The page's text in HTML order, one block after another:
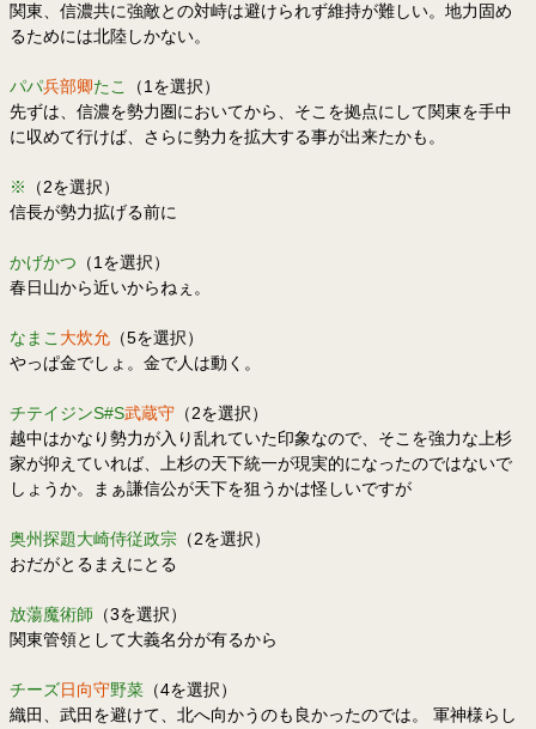
関東、信濃共に強敵との対峙は避けられず維持が難しい。地力固め
るためには北陸しかない。
パパ兵部卿たこ
（1を選択）
先ずは、信濃を勢力圏においてから、そこを拠点にして関東を手中
に収めて行けば、さらに勢力を拡大する事が出来たかも。
※
（2を選択）
信長が勢力拡げる前に
かげかつ （1を選択）
春日山から近いからねぇ。
なまこ 大炊允 （5を選択）
やっぱ金でしょ。金で人は動く。
チテイジンS#S武蔵守 （2を選択）
越中はかなり勢力が入り乱れていた印象なので、そこを強力な上杉
家が抑えていれば、上杉の天下統一が現実的になったのではないで
しょうか。まぁ謙信公が天下を狙うかは怪しいですが
奥州探題大崎侍従政宗 （2を選択）
おだがとるまえにとる
放蕩魔術師 （3を選択）
関東管領として大義名分が有るから
チーズ日向守野菜 （4を選択）
織田、武田を避けて、北へ向かうのも良かったのでは。 軍神様らし